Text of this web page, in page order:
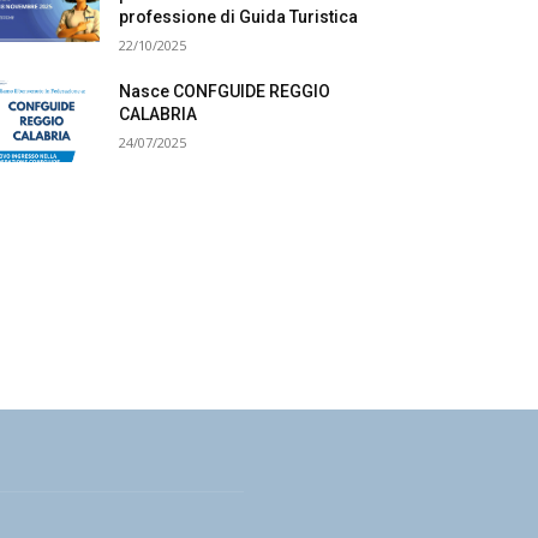
professione di Guida Turistica
22/10/2025
Nasce CONFGUIDE REGGIO
CALABRIA
24/07/2025